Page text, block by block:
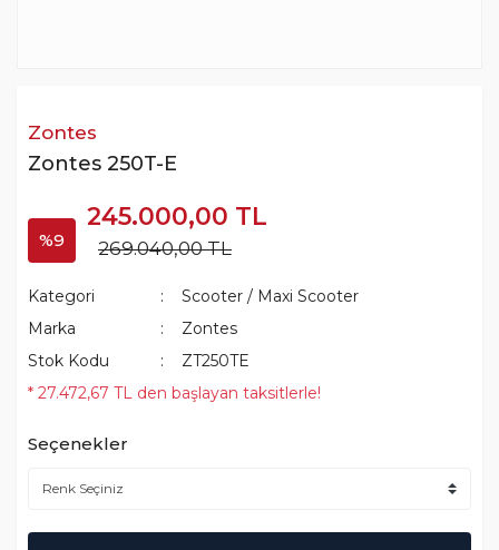
Zontes
Zontes 250T-E
%9
245.000,00 TL
269.040,00 TL
Kategori
Scooter / Maxi Scooter
Marka
Zontes
Stok Kodu
ZT250TE
* 27.472,67 TL den başlayan taksitlerle!
Seçenekler